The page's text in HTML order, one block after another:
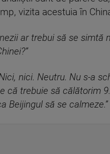
vizita acestuia în
ar trebui să se
nici. Neutru. Nu s-a
că trebuie să călătorim
Beijingul să se calmeze.”